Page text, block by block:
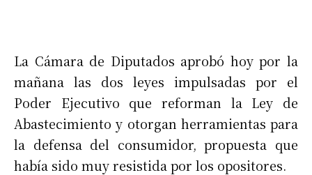
La Cámara de Diputados aprobó hoy por la
mañana las dos leyes impulsadas por el
Poder Ejecutivo que reforman la Ley de
Abastecimiento y otorgan herramientas para
la defensa del consumidor, propuesta que
había sido muy resistida por los opositores.